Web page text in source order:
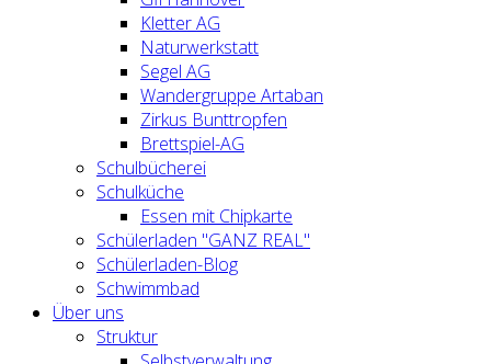
Kletter AG
Naturwerkstatt
Segel AG
Wandergruppe Artaban
Zirkus Bunttropfen
Brettspiel-AG
Schulbücherei
Schulküche
Essen mit Chipkarte
Schülerladen "GANZ REAL"
Schülerladen-Blog
Schwimmbad
Über uns
Struktur